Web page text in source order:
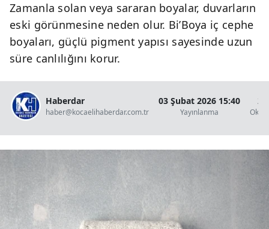
Zamanla solan veya sararan boyalar, duvarların
eski görünmesine neden olur. Bi’Boya iç cephe
boyaları, güçlü pigment yapısı sayesinde uzun
süre canlılığını korur.
Haberdar
haber@kocaelihaberdar.com.tr
03 Şubat 2026 15:40
Yayınlanma
2